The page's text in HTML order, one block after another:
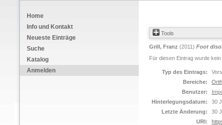
Home
Info und Kontakt
Neueste Einträge
Suche
Katalog
Anmelden
Tools
Grill, Franz (2011) Foot
Für diesen Eintrag wurde
Typ des Eintrags:
Bereiche:
Benutzer:
Hinterlegungsdatum:
30
Letzte Änderung:
30
URI: